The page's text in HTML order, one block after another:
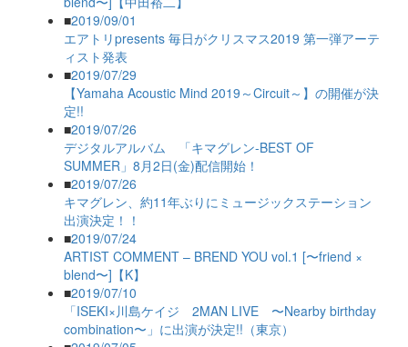
■2019/09/01
エアトリpresents 毎日がクリスマス2019 第一弾アーテ
ィスト発表
■2019/07/29
【Yamaha Acoustic Mind 2019～Circuit～】の開催が決
定!!
■2019/07/26
デジタルアルバム 「キマグレン-BEST OF
SUMMER」8月2日(金)配信開始！
■2019/07/26
キマグレン、約11年ぶりにミュージックステーション
出演決定！！
■2019/07/24
ARTIST COMMENT – BREND YOU vol.1 [〜friend ×
blend〜]【K】
■2019/07/10
「ISEKI×川島ケイジ 2MAN LIVE 〜Nearby birthday
combination〜」に出演が決定!!（東京）